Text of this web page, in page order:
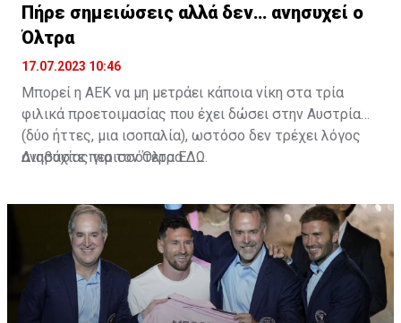
Πήρε σημειώσεις αλλά δεν… ανησυχεί ο
Όλτρα
17.07.2023 10:46
Μπορεί η ΑΕΚ να μη μετράει κάποια νίκη στα τρία
φιλικά προετοιμασίας που έχει δώσει στην Αυστρία
(δύο ήττες, μια ισοπαλία), ωστόσο δεν τρέχει λόγος
ανησυχίας για τον Όλτρα.
Διαβάστε περισσότεραΕΔΩ.